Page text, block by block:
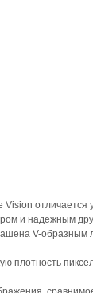
Vision
и надежным
V-образным
плотность